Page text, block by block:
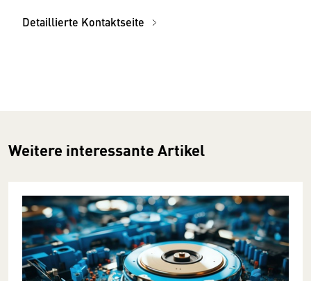
Detaillierte Kontaktseite
Weitere interessante Artikel